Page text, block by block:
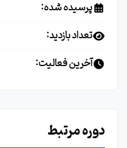
پرسیده شده:
تعداد بازدید:
آخرین فعالیت:
دوره مرتبط